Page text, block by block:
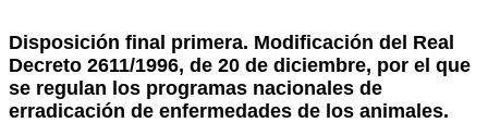
Disposición final primera. Modificación del Real
Decreto 2611/1996, de 20 de diciembre, por el que
se regulan los programas nacionales de
erradicación de enfermedades de los animales.